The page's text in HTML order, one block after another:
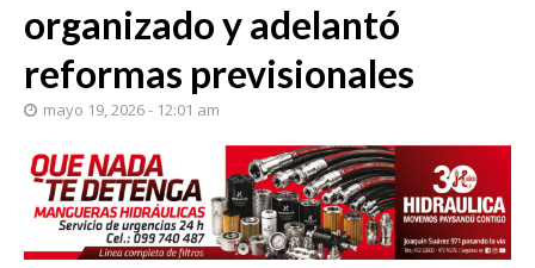
organizado y adelantó
reformas previsionales
mayo 19, 2026 - 12:01 am